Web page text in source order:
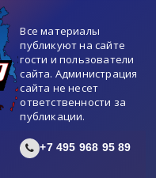
Все материалы
публикуют на сайте
гости и пользователи
сайта. Администрация
сайта не несет
ответственности за
публикации.
+7 495 968 95 89